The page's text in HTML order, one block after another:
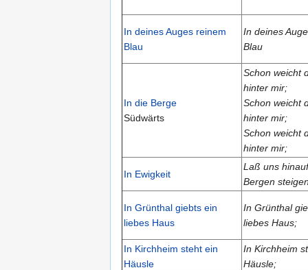
In deines Auges reinem
Blau
In deines
Blau
In die Berge
Südwärts
Schon weicht
hinter mir;
Schon weicht
hinter mir;
Schon weicht
hinter mir;
In Ewigkeit
Laß uns
Bergen
In Grünthal giebts ein
liebes Haus
In Grünthal
liebes Haus;
In Kirchheim steht ein
Häusle
In Kirchheim
Häusle;